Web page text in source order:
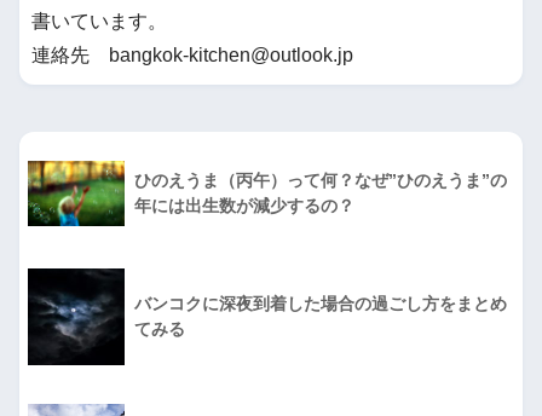
書いています。
連絡先 bangkok-kitchen@outlook.jp
ひのえうま（丙午）って何？なぜ”ひのえうま”の
年には出生数が減少するの？
バンコクに深夜到着した場合の過ごし方をまとめ
てみる